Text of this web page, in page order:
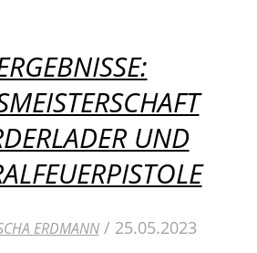
UND
ERDMANN / 25.05.2023